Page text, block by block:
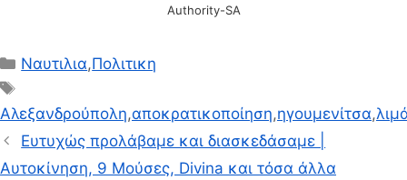
Authority-SA
Κατηγορίες
Ναυτιλια,Πολιτικη
Αλεξανδρούπολη,αποκρατικοποίηση,ηγουμενίτσα,
Eυτυχώς προλάβαμε και διασκεδάσαμε |
Αυτοκίνηση, 9 Μούσες, Divina και τόσα άλλα